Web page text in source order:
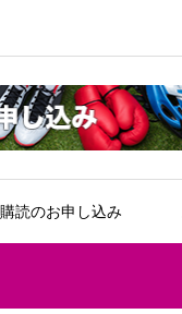
読のお申し込み